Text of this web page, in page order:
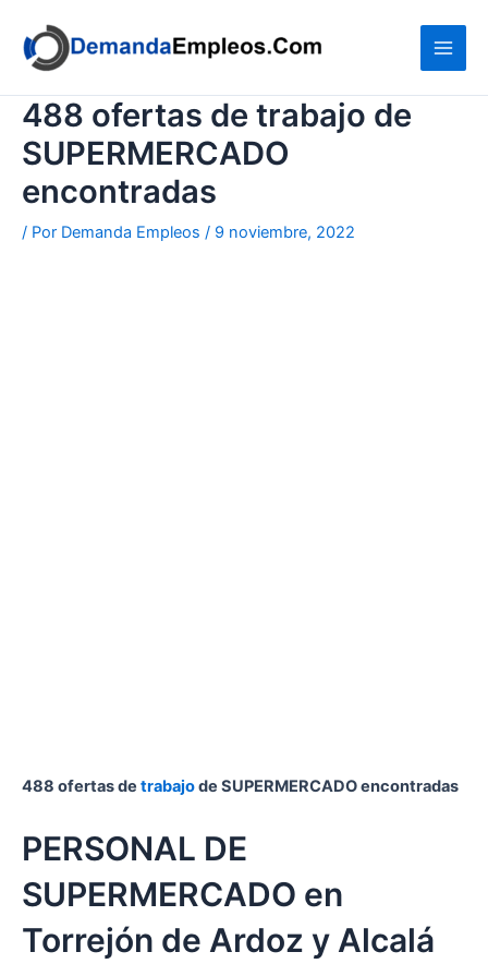
contenido
488 ofertas de trabajo de
SUPERMERCADO
encontradas
/ Por Demanda Empleos / 9 noviembre, 2022
488 ofertas de trabajode SUPERMERCADO encontradas
PERSONAL DE
SUPERMERCADO en
Torrejón de Ardoz y Alcalá